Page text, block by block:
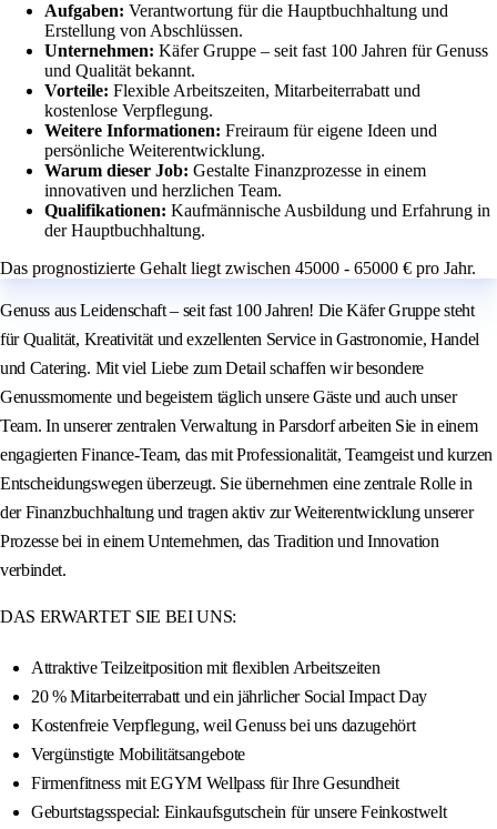
Aufgaben: Verantwortung für die Hauptbuchhaltung und
Erstellung von Abschlüssen.
Unternehmen: Käfer Gruppe – seit fast 100 Jahren für Genuss
und Qualität bekannt.
Vorteile: Flexible Arbeitszeiten, Mitarbeiterrabatt und
kostenlose Verpflegung.
Weitere Informationen: Freiraum für eigene Ideen und
persönliche Weiterentwicklung.
Warum dieser Job: Gestalte Finanzprozesse in einem
innovativen und herzlichen Team.
Qualifikationen: Kaufmännische Ausbildung und Erfahrung in
der Hauptbuchhaltung.
Das prognostizierte Gehalt liegt zwischen 45000 - 65000 € pro Jahr.
Genuss aus Leidenschaft – seit fast 100 Jahren! Die Käfer Gruppe steht
für Qualität, Kreativität und exzellenten Service in Gastronomie, Handel
und Catering. Mit viel Liebe zum Detail schaffen wir besondere
Genussmomente und begeistern täglich unsere Gäste und auch unser
Team. In unserer zentralen Verwaltung in Parsdorf arbeiten Sie in einem
engagierten Finance-Team, das mit Professionalität, Teamgeist und kurzen
Entscheidungswegen überzeugt. Sie übernehmen eine zentrale Rolle in
der Finanzbuchhaltung und tragen aktiv zur Weiterentwicklung unserer
Prozesse bei in einem Unternehmen, das Tradition und Innovation
verbindet.
DAS ERWARTET SIE BEI UNS:
Attraktive Teilzeitposition mit flexiblen Arbeitszeiten
20 % Mitarbeiterrabatt und ein jährlicher Social Impact Day
Kostenfreie Verpflegung, weil Genuss bei uns dazugehört
Vergünstigte Mobilitätsangebote
Firmenfitness mit EGYM Wellpass für Ihre Gesundheit
Geburtstagsspecial: Einkaufsgutschein für unsere Feinkostwelt